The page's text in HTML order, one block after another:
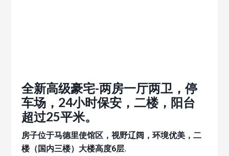
全新高级豪宅-两房一厅两卫，停
车场，24小时保安，二楼，阳台
超过25平米。
房子位于马德里使馆区，视野辽阔，环境优美，二
楼（国内三楼）大楼高度6层.